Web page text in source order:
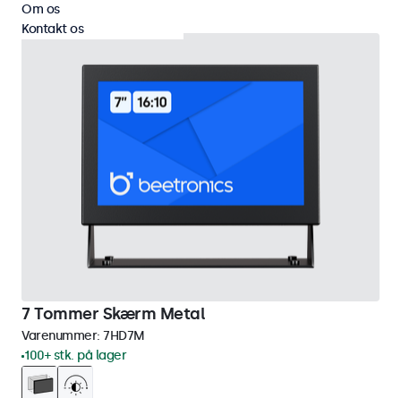
7 Tommer Skærm Metal
Varenummer: 7HD7M
100+ stk. på lager
Om os
Kontakt os